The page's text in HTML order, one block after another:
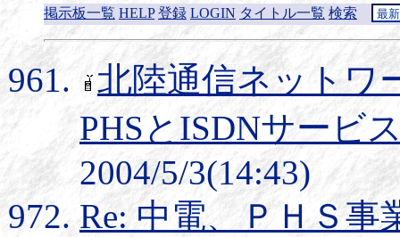
掲示板一覧 HELP 登録 LOGIN タイトル一覧 検索
北陸通信ネットワ
PHSとISDNサービ
2004/5/3(14:43)
Re: 中電、ＰＨＳ事